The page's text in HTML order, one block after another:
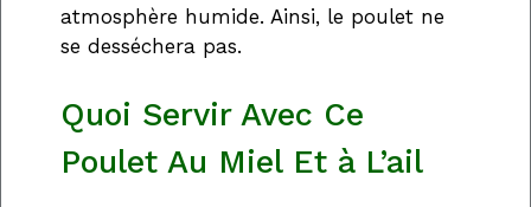
atmosphère humide. Ainsi, le poulet ne
se desséchera pas.
Quoi Servir Avec Ce
Poulet Au Miel Et à L’ail